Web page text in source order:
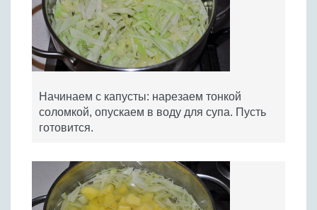
Начинаем с капусты: нарезаем тонкой
соломкой, опускаем в воду для супа. Пусть
готовится.